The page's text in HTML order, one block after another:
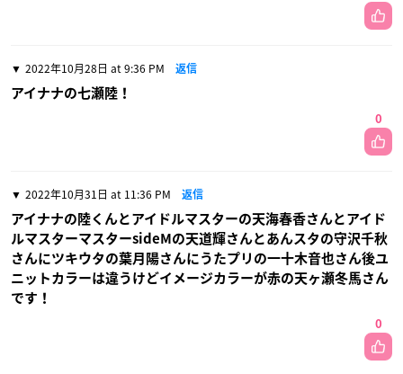
2022年10月28日 at 9:36 PM 返信
アイナナの七瀬陸！
0
2022年10月31日 at 11:36 PM 返信
アイナナの陸くんとアイドルマスターの天海春香さんとアイド
ルマスターマスターsideMの天道輝さんとあんスタの守沢千秋
さんにツキウタの葉月陽さんにうたプリの一十木音也さん後ユ
ニットカラーは違うけどイメージカラーが赤の天ヶ瀬冬馬さん
です！
0